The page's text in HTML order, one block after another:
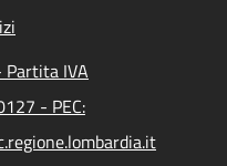
Partita IVA
- PEC: